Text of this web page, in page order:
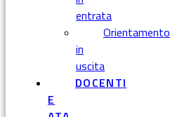
entrata
Orientamento
in
uscita
DOCENTI
E